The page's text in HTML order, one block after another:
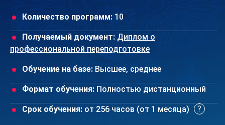
Количество программ: 10
Получаемый документ: Диплом о
профессиональной переподготовке
Обучение на базе: Высшее, среднее
Формат обучения: Полностью дистанционный
Срок обучения: от 256 часов (от 1 месяца)